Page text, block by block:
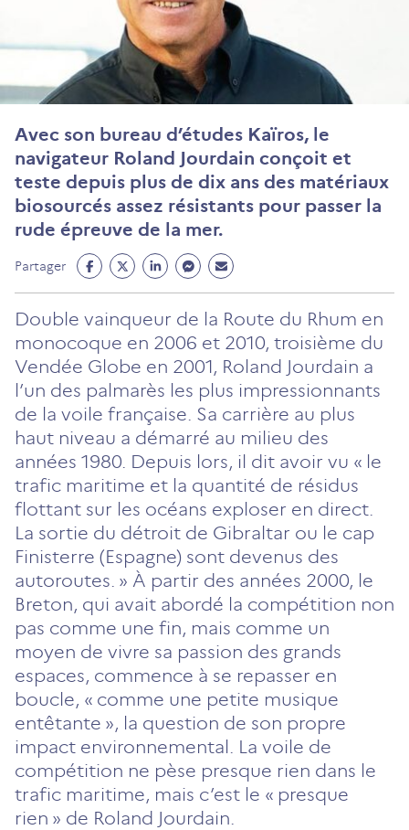
Avec son bureau d’études Kaïros, le
navigateur Roland Jourdain conçoit et
teste depuis plus de dix ans des matériaux
biosourcés assez résistants pour passer la
rude épreuve de la mer.
Partager
Partage
Facebook
(ouvre
un
nouvel
onglet)
Partage
Twitter
(ouvre
un
nouvel
onglet)
Partage
Linkedin
(ouvre
un
nouvel
onglet)
Partage
Messenger
(ouvre
un
nouvel
onglet)
Partage
Mail
(ouvre
un
nouvel
onglet)
Double vainqueur de la Route du Rhum en
monocoque en 2006 et 2010, troisième du
Vendée Globe en 2001, Roland Jourdain a
l’un des palmarès les plus impressionnants
de la voile française. Sa carrière au plus
haut niveau a démarré au milieu des
années 1980. Depuis lors, il dit avoir vu « le
trafic maritime et la quantité de résidus
flottant sur les océans exploser en direct.
La sortie du détroit de Gibraltar ou le cap
Finisterre (Espagne) sont devenus des
autoroutes. » À partir des années 2000, le
Breton, qui avait abordé la compétition non
pas comme une fin, mais comme un
moyen de vivre sa passion des grands
espaces, commence à se repasser en
boucle, « comme une petite musique
entêtante », la question de son propre
impact environnemental. La voile de
compétition ne pèse presque rien dans le
trafic maritime, mais c’est le « presque
rien » de Roland Jourdain.